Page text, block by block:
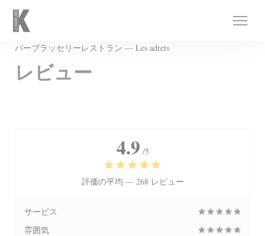
バーブラッセリーレストラン — Les adrets
レビュー
4.9 /5
評価の平均 — 268 レビュー
サービス
雰囲気